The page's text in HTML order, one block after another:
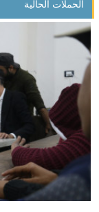
الحملات الحالية